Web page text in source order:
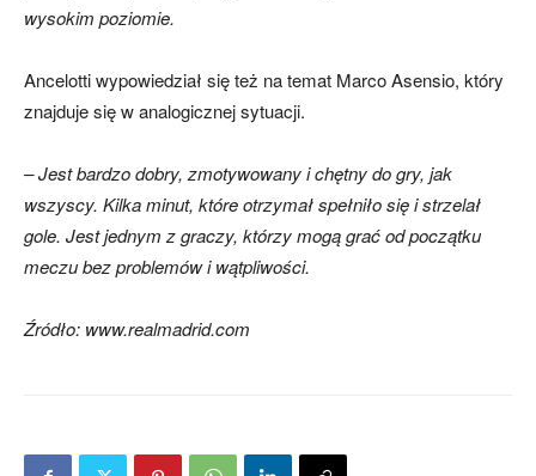
wysokim poziomie.
Ancelotti wypowiedział się też na temat Marco Asensio, który
znajduje się w analogicznej sytuacji.
– Jest bardzo dobry, zmotywowany i chętny do gry, jak
wszyscy. Kilka minut, które otrzymał spełniło się i strzelał
gole. Jest jednym z graczy, którzy mogą grać od początku
meczu bez problemów i wątpliwości.
Źródło: www.realmadrid.com